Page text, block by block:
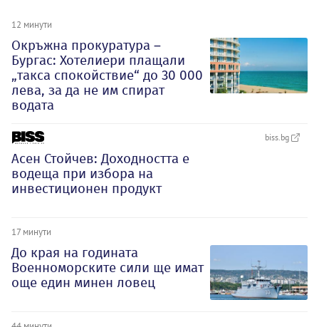
12 минути
Окръжна прокуратура –
Бургас: Хотелиери плащали
„такса спокойствие“ до 30 000
лева, за да не им спират
водата
biss.bg
Асен Стойчев: Доходността е
водеща при изборa на
инвестиционен продукт
17 минути
До края на годината
Военноморските сили ще имат
още един минен ловец